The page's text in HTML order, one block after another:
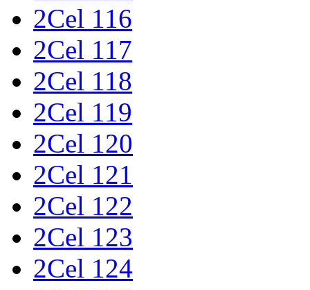
2Cel 116
2Cel 117
2Cel 118
2Cel 119
2Cel 120
2Cel 121
2Cel 122
2Cel 123
2Cel 124